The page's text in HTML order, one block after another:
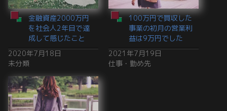
金融資産2000万円
を社会人2年目で達
成して感じたこと
2020年7月18日
未分類
100万円で買収した
事業の初月の営業利
益は9万円でした
2021年7月19日
仕事・勤め先